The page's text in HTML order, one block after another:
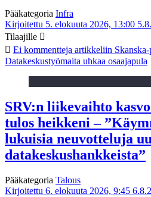
Pääkategoria Infra
Kirjoitettu 5. elokuuta 2026, 13:00
Tilaajille
Ei kommentteja artikkeliin
Datakeskustyömaita uhkaa osaajapula
SRV:n liikevaihto
tulos heikkeni –
lukuisia neuvotteluja
datakeskushankkeista”
Pääkategoria Talous
Kirjoitettu 6. elokuuta 2026, 9:45